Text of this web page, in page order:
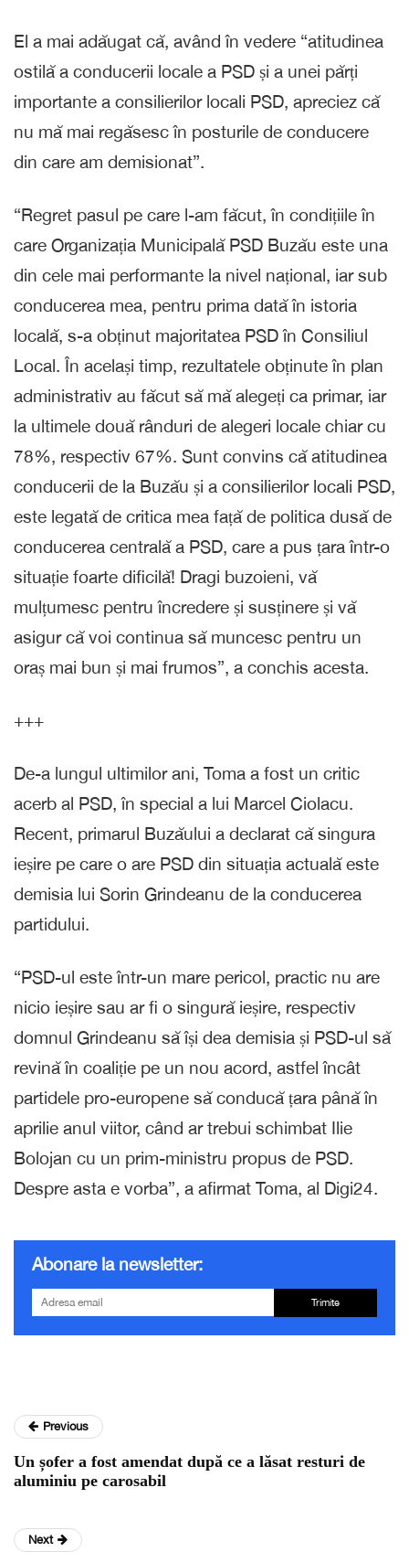
El a mai adăugat că, având în vedere “atitudinea
ostilă a conducerii locale a PSD și a unei părți
importante a consilierilor locali PSD, apreciez că
nu mă mai regăsesc în posturile de conducere
din care am demisionat”.
“Regret pasul pe care l-am făcut, în condițiile în
care Organizația Municipală PSD Buzău este una
din cele mai performante la nivel național, iar sub
conducerea mea, pentru prima dată în istoria
locală, s-a obținut majoritatea PSD în Consiliul
Local. În același timp, rezultatele obținute în plan
administrativ au făcut să mă alegeți ca primar, iar
la ultimele două rânduri de alegeri locale chiar cu
78%, respectiv 67%. Sunt convins că atitudinea
conducerii de la Buzău și a consilierilor locali PSD,
este legată de critica mea față de politica dusă de
conducerea centrală a PSD, care a pus țara într-o
situație foarte dificilă! Dragi buzoieni, vă
mulțumesc pentru încredere și susținere și vă
asigur că voi continua să muncesc pentru un
oraș mai bun și mai frumos”, a conchis acesta.
+++
De-a lungul ultimilor ani, Toma a fost un critic
acerb al PSD, în special a lui Marcel Ciolacu.
Recent, primarul Buzăului a declarat că singura
ieșire pe care o are PSD din situația actuală este
demisia lui Sorin Grindeanu de la conducerea
partidului.
“PSD-ul este într-un mare pericol, practic nu are
nicio ieșire sau ar fi o singură ieșire, respectiv
domnul Grindeanu să își dea demisia și PSD-ul să
revină în coaliție pe un nou acord, astfel încât
partidele pro-europene să conducă țara până în
aprilie anul viitor, când ar trebui schimbat Ilie
Bolojan cu un prim-ministru propus de PSD.
Despre asta e vorba”, a afirmat Toma, al Digi24.
Abonare la newsletter:
Trimite
Previous
Un șofer a fost amendat după ce a lăsat resturi de
aluminiu pe carosabil
Next